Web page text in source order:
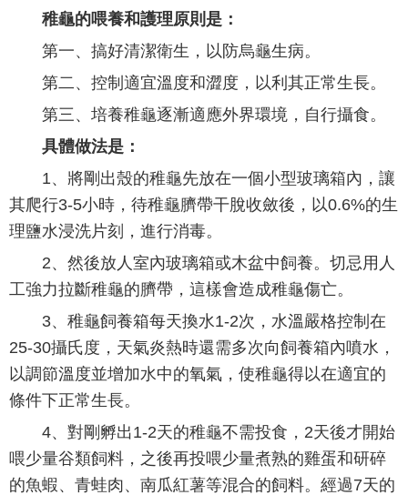
稚龜的喂養和護理原則是：
第一、搞好清潔衛生，以防烏龜生病。
第二、控制適宜溫度和澀度，以利其正常生長。
第三、培養稚龜逐漸適應外界環境，自行攝食。
具體做法是：
1、將剛出殼的稚龜先放在一個小型玻璃箱內，讓
其爬行3-5小時，待稚龜臍帶干脫收斂後，以0.6%的生
理鹽水浸洗片刻，進行消毒。
2、然後放人室內玻璃箱或木盆中飼養。切忌用人
工強力拉斷稚龜的臍帶，這樣會造成稚龜傷亡。
3、稚龜飼養箱每天換水1-2次，水溫嚴格控制在
25-30攝氏度，天氣炎熱時還需多次向飼養箱內噴水，
以調節溫度並增加水中的氧氣，使稚龜得以在適宜的
條件下正常生長。
4、對剛孵出1-2天的稚龜不需投食，2天後才開始
喂少量谷類飼料，之後再投喂少量煮熟的雞蛋和研碎
的魚蝦、青蛙肉、南瓜紅薯等混合的飼料。經過7天的